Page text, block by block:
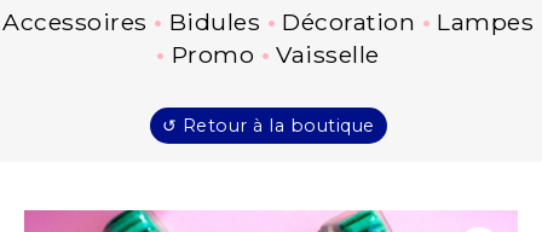
Accessoires Bidules Décoration
Lampes
Promo
Vaisselle
↺ Retour à la boutique